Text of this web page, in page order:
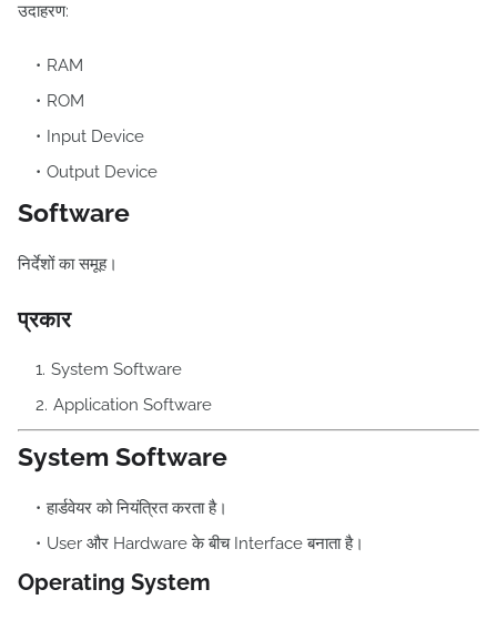
उदाहरण:
RAM
ROM
Input Device
Output Device
Software
निर्देशों का समूह।
प्रकार
System Software
Application Software
System Software
हार्डवेयर को नियंत्रित करता है।
User और Hardware के बीच Interface बनाता है।
Operating System